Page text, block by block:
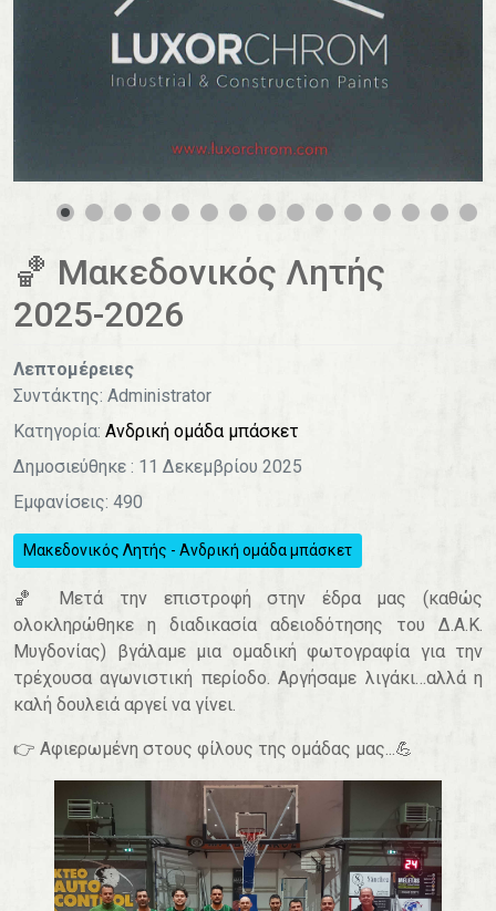
🏀 Μακεδονικός Λητής
2025-2026
Λεπτομέρειες
Συντάκτης: Administrator
Κατηγορία: Ανδρική ομάδα μπάσκετ
Δημοσιεύθηκε : 11 Δεκεμβρίου 2025
Εμφανίσεις: 490
Μακεδονικός Λητής - Ανδρική ομάδα μπάσκετ
🏀 Μετά την επιστροφή στην έδρα μας (καθώς
ολοκληρώθηκε η διαδικασία αδειοδότησης του Δ.Α.Κ.
Μυγδονίας) βγάλαμε μια ομαδική φωτογραφία για την
τρέχουσα αγωνιστική περίοδο. Αργήσαμε λιγάκι…αλλά η
καλή δουλειά αργεί να γίνει.
👉 Αφιερωμένη στους φίλους της ομάδας μας...💪